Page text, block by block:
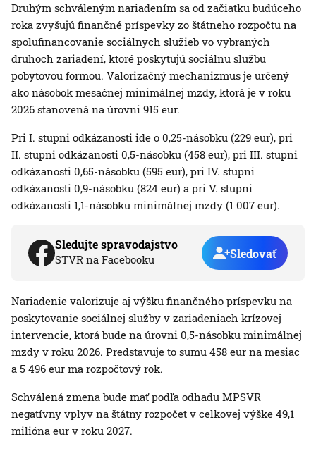
Druhým schváleným nariadením sa od začiatku budúceho
roka zvyšujú finančné príspevky zo štátneho rozpočtu na
spolufinancovanie sociálnych služieb vo vybraných
druhoch zariadení, ktoré poskytujú sociálnu službu
pobytovou formou. Valorizačný mechanizmus je určený
ako násobok mesačnej minimálnej mzdy, ktorá je v roku
2026 stanovená na úrovni 915 eur.
Pri I. stupni odkázanosti ide o 0,25-násobku (229 eur), pri
II. stupni odkázanosti 0,5-násobku (458 eur), pri III. stupni
odkázanosti 0,65-násobku (595 eur), pri IV. stupni
odkázanosti 0,9-násobku (824 eur) a pri V. stupni
odkázanosti 1,1-násobku minimálnej mzdy (1 007 eur).
Sledujte spravodajstvo
STVR na Facebooku Sledovať
Nariadenie valorizuje aj výšku finančného príspevku na
poskytovanie sociálnej služby v zariadeniach krízovej
intervencie, ktorá bude na úrovni 0,5-násobku minimálnej
mzdy v roku 2026. Predstavuje to sumu 458 eur na mesiac
a 5 496 eur ma rozpočtový rok.
Schválená zmena bude mať podľa odhadu MPSVR
negatívny vplyv na štátny rozpočet v celkovej výške 49,1
milióna eur v roku 2027.